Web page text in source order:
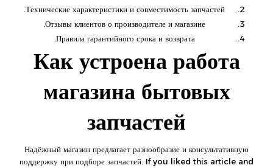
Технические характеристики и совместимость запчастей.
Отзывы клиентов о производителе и магазине.
Правила гарантийного срока и возврата.
Как устроена работа
магазина бытовых
запчастей
Надёжный магазин предлагает разнообразие и консультативную
поддержку при подборе запчастей. If you liked this article and